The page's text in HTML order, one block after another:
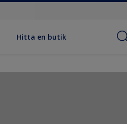
Hitta en butik